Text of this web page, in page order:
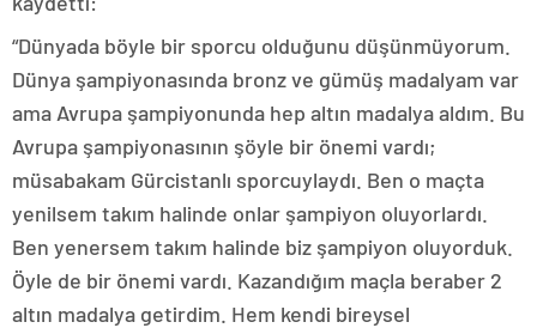
“Dünyada böyle bir sporcu olduğunu düşünmüyorum.
Dünya şampiyonasında bronz ve gümüş madalyam var
ama Avrupa şampiyonunda hep altın madalya aldım. Bu
Avrupa şampiyonasının şöyle bir önemi vardı;
müsabakam Gürcistanlı sporcuylaydı. Ben o maçta
yenilsem takım halinde onlar şampiyon oluyorlardı.
Ben yenersem takım halinde biz şampiyon oluyorduk.
Öyle de bir önemi vardı. Kazandığım maçla beraber 2
altın madalya getirdim. Hem kendi bireysel